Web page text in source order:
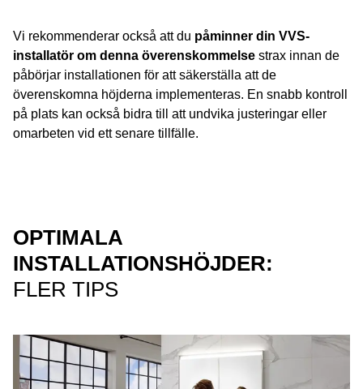
Vi rekommenderar också att du påminner din VVS-
installatör om denna överenskommelse strax innan de
påbörjar installationen för att säkerställa att de
överenskomna höjderna implementeras. En snabb kontroll
på plats kan också bidra till att undvika justeringar eller
omarbeten vid ett senare tillfälle.
OPTIMALA
INSTALLATIONSHÖJDER:
FLER TIPS